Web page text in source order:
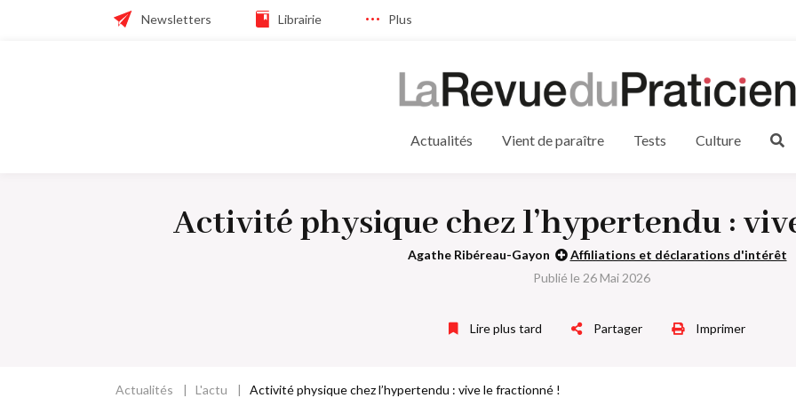
Header
Newsletters Librairie Plus
Actualités Vient de paraître Tests Culture
Activité physique chez l’hypertendu :
Agathe Ribéreau-Gayon
Affiliations et déclarations d'intérêt
Publié le 26 Mai 2026
Lire plus tard Partager Imprimer
Actualités L'actu Activité physique chez l’hypertendu : vive le fractionné !